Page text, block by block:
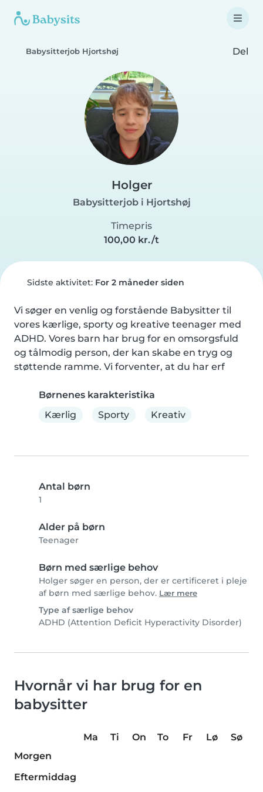
Babysitterjob Hjortshøj Del
Holger
Babysitterjob i Hjortshøj
Timepris
100,00 kr./t
Sidste aktivitet: For 2 måneder siden
Vi søger en venlig og forstående Babysitter til
vores kærlige, sporty og kreative teenager med
ADHD. Vores barn har brug for en omsorgsfuld
og tålmodig person, der kan skabe en tryg og
støttende ramme. Vi forventer, at du har erf
Børnenes karakteristika
Kærlig
Sporty Kreativ
Antal børn
1
Alder på børn
Teenager
Børn med særlige behov
Holger søger en person, der er certificeret i pleje
af børn med særlige behov. Lær mere
Type af særlige behov
ADHD (Attention Deficit Hyperactivity Disorder)
Hvornår vi har brug for en
babysitter
Ma Ti On To Fr Lø
Sø
Morgen
Eftermiddag